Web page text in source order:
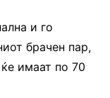
и го
брачен пар,
ќе имаат по 70